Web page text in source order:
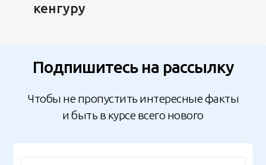
кенгуру
Подпишитесь на рассылку
Чтобы не пропустить интересные факты
и быть в курсе всего нового